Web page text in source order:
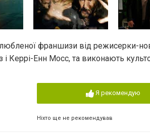
франшизи від режисерки-
і Керрі-Енн Мосс, та виконають
Я рекомендую
Ніхто ще не рекомендував